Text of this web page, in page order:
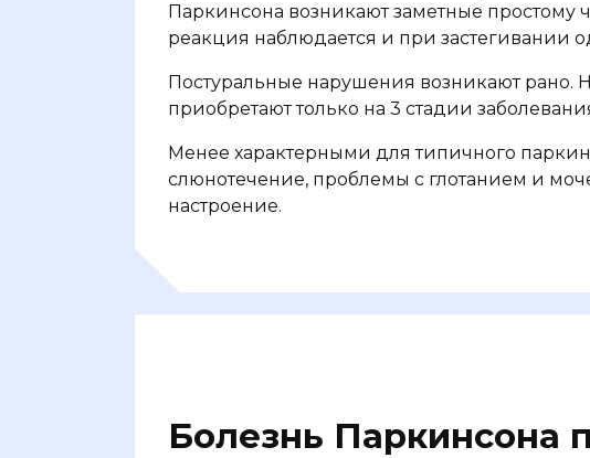
Паркинсона возникают заметные простому
реакция наблюдается и при застегивании
Постуральные нарушения возникают рано.
приобретают только на 3 стадии
Менее характерными для типичного
слюнотечение, проблемы с глотанием и
настроение.
Болезнь Паркинсона